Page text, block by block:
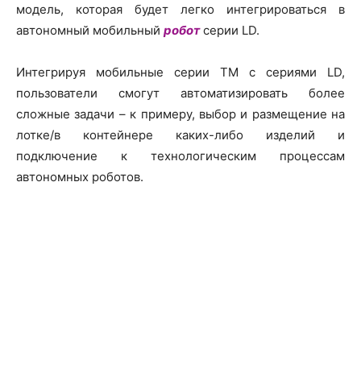
модель, которая будет легко интегрироваться в
автономный мобильный роботсерии LD.
Интегрируя мобильные серии TM с сериями LD,
пользователи смогут автоматизировать более
сложные задачи – к примеру, выбор и размещение на
лотке/в контейнере каких-либо изделий и
подключение к технологическим процессам
автономных роботов.